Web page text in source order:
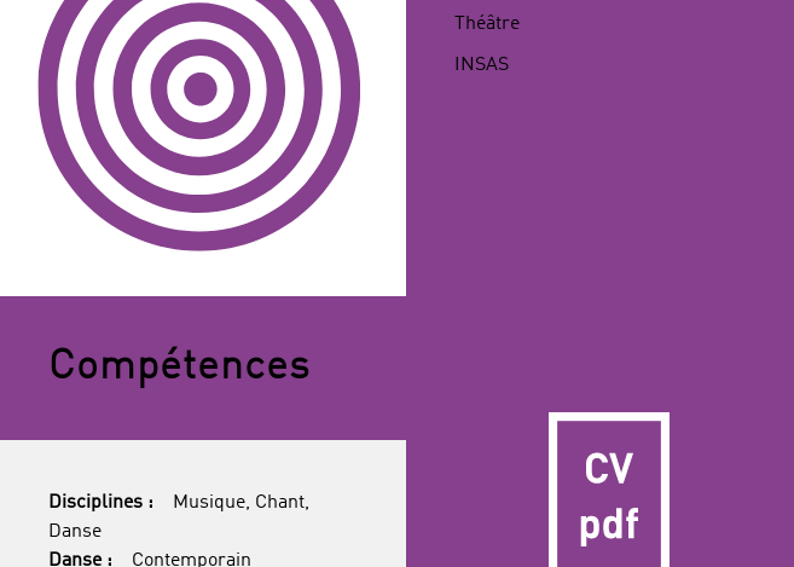
CORPULENCE
ANNÉE DE
NAISSANCE
Théâtre
INSAS
Compétences
Disciplines :
Musique, Chant,
Danse
Danse :
Contemporain